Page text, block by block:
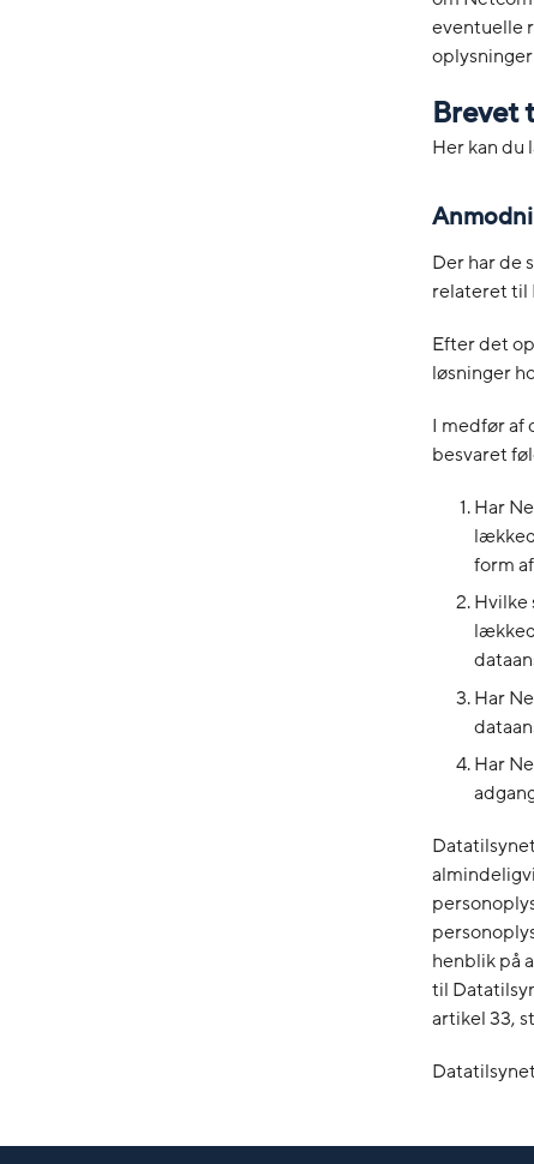
eventuelle
Brevet
Her kan
Der har de
relateret til
Efter det
løsninger
I medfør af
besvaret
Har
form
Hvilke
Har
Har
henblik på
til
artikel 33,